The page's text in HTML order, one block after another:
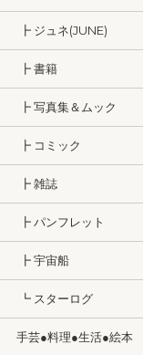
┣ ジュネ(JUNE)
┣ 書籍
┣ 写真集＆ムック
┣ コミック
┣ 雑誌
┣ パンフレット
┣ 宇宙船
┗ スターログ
手芸●料理●生活●絵本